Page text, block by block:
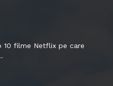
10 filme Netflix pe care